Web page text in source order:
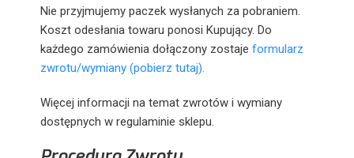
Nie przyjmujemy paczek wysłanych za pobraniem.
Koszt odesłania towaru ponosi Kupujący. Do
każdego zamówienia dołączony zostajeformularz
zwrotu/wymiany (pobierz tutaj).
Więcej informacji na temat zwrotów i wymiany
dostępnych w regulaminie sklepu.